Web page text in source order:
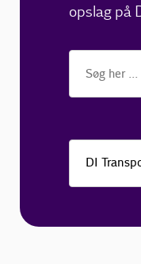
opslag på